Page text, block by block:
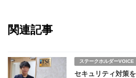
関連記事
ステークホルダーVOICE
セキュリティ対策